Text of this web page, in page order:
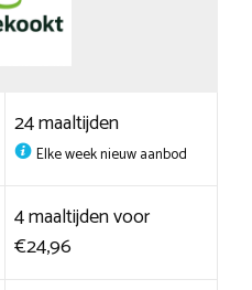
24 maaltijden
Elke week nieuw aanbod
4 maaltijden voor
€24,96